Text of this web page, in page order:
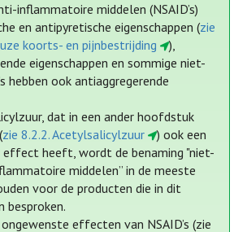
inflammatoire middelen (NSAID’s)
en antipyretische eigenschappen (zie
koorts- en pijnbestrijding
),
eigenschappen en sommige niet-
hebben ook antiaggregerende
dat in een ander hoofdstuk
zie 8.2.2. Acetylsalicylzuur
) ook een
heeft, wordt de benaming "niet-
middelen” in de meeste
voor de producten die in dit
besproken.
effecten van NSAID’s (zie